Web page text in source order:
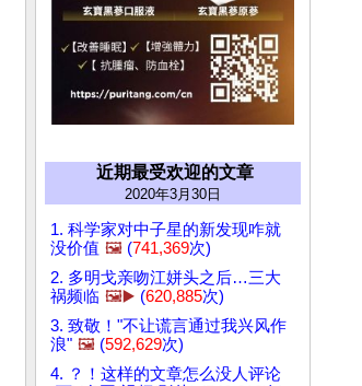
近期最受欢迎的文章
2020年3月30日
1. 科学家对中子星的新发现咋就
没价值 🖼️ (741,369次)
2. 多明戈亲吻江姘头之后…三大
祸频临 🖼️▶️ (620,885次)
3. 致敬！"不让谎言通过我兴风作
浪" 🖼️ (592,629次)
4. ？！这样的文章怎么没人评论